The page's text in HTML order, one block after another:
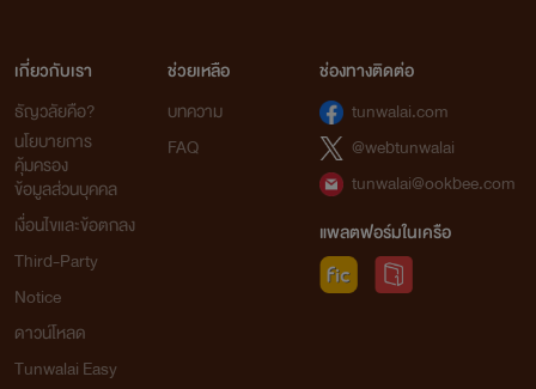
เกี่ยวกับเรา
ธัญวลัยคือ?
นโยบายการ
คุ้มครอง
ข้อมูลส่วนบุคคล
เงื่อนไขและข้อตกลง
Third-Party
Notice
ดาวน์โหลด
Tunwalai Easy
ช่วยเหลือ
บทความ
FAQ
ช่องทางติดต่อ
tunwalai.com
@webtunwalai
tunwalai@ookbee.com
แพลตฟอร์มในเครือ